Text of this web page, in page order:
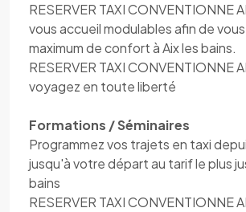
RESERVER TAXI CONVENTIONNE
vous accueil modulables afin de
maximum de confort à Aix les bains.
RESERVER TAXI CONVENTIONNE
voyagez en toute liberté
Formations / Séminaires
Programmez vos trajets en taxi
jusqu'à votre départ au tarif le plus
bains
RESERVER TAXI CONVENTIONNE